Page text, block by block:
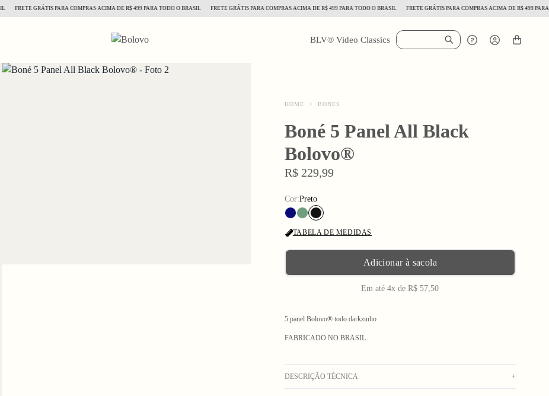
FRETE GRÁTIS PARA COMPRAS ACIMA DE R$ 499 PARA TODO O BRASIL FRETE GRÁTIS PARA COMPRAS ACIMA DE R$ 499 PARA TODO O BRASIL FRETE GRÁTIS PARA COMPRAS ACIMA DE R$ 499 PARA
BLV® Video Classics
HOME > BONES
Boné 5 Panel All Black
Bolovo®
R$ 229,99
Cor:Preto
TABELA DE MEDIDAS
Adicionar à sacola
Em até 4x de R$ 57,50
5 panel Bolovo® todo darkzinho
FABRICADO NO BRASIL
DESCRIÇÃO TÉCNICA +